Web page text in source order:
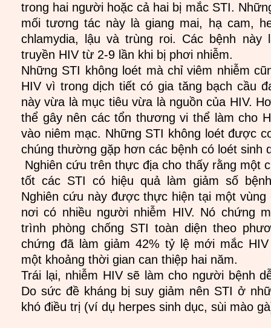
trong hai người hoặc cả hai bị mắc STI.
mối tương tác này là giang mai, hạ cam,
chlamydia, lậu và trùng roi. Các bệnh này
truyền HIV từ 2-9 lần khi bị phơi nhiễm.
Những STI không loét mà chỉ viêm nhiễm
HIV vì trong dịch tiết có gia tăng bạch cầu
này vừa là mục tiêu vừa là nguồn của HIV.
thể gây nên các tổn thương vi thể làm cho
vào niêm mạc. Những STI không loét được
chúng thường gặp hơn các bệnh có loét sinh
Nghiên cứu trên thực địa cho thấy rằng một
tốt các STI có hiệu quả làm giảm số
Nghiên cứu này được thực hiện tại một vùng
nơi có nhiều người nhiễm HIV. Nó chứng
trình phòng chống STI toàn diện theo
chứng đã làm giảm 42% tỷ lệ mới mắc
một khoảng thời gian can thiệp hai năm.
Trái lại, nhiễm HIV sẽ làm cho người bệnh
Do sức đề kháng bị suy giảm nên STI ở
khó điều trị (ví dụ herpes sinh dục, sùi mào